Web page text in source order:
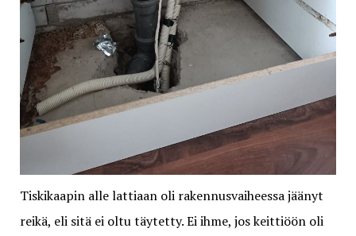
Tiskikaapin alle lattiaan oli rakennusvaiheessa jäänyt
reikä, eli sitä ei oltu täytetty. Ei ihme, jos keittiöön oli